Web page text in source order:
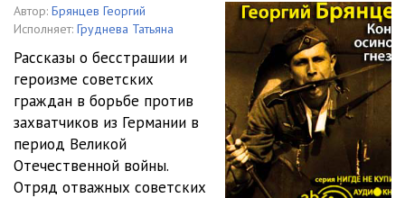
01_05_Gabish, doktor, Villi i drugie 08:40
10:42
01_07_«Ahtung, Pantser!» 30:50
01_08_01_Chelovek so shramom na lbu 22:38
01_08_02_Chelovek so shramom na lbu 20:35
01_09_Opytnaya stantsiya 18:54
Автор: Брянцев Георгий
Исполняет: Груднева Татьяна
Рассказы о бесстрашии и
героизме советских
граждан в борьбе против
захватчиков из Германии в
период Великой
Отечественной войны.
Отряд отважных советских